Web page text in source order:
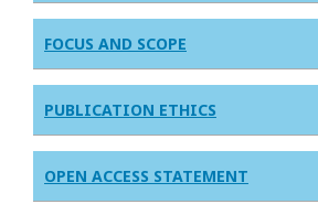
FOCUS AND SCOPE
PUBLICATION ETHICS
OPEN ACCESS STATEMENT